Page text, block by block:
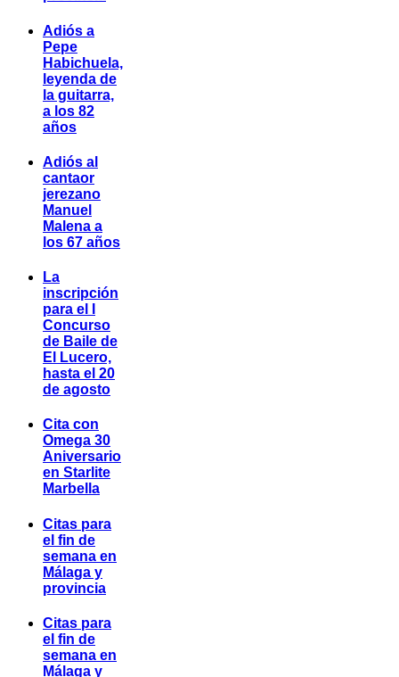
Adiós a
Pepe
Habichuela,
leyenda de
la guitarra,
a los 82
años
Adiós al
cantaor
jerezano
Manuel
Malena a
los 67 años
La
inscripción
para el I
Concurso
de Baile de
El Lucero,
hasta el 20
de agosto
Cita con
Omega 30
Aniversario
en Starlite
Marbella
Citas para
el fin de
semana en
Málaga y
provincia
Citas para
el fin de
semana en
Málaga y